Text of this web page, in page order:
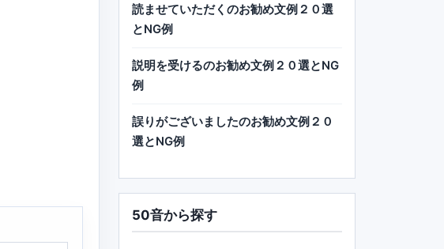
読ませていただくのお勧め文例２０選
とNG例
説明を受けるのお勧め文例２０選とNG
例
誤りがございましたのお勧め文例２０
選とNG例
50音から探す